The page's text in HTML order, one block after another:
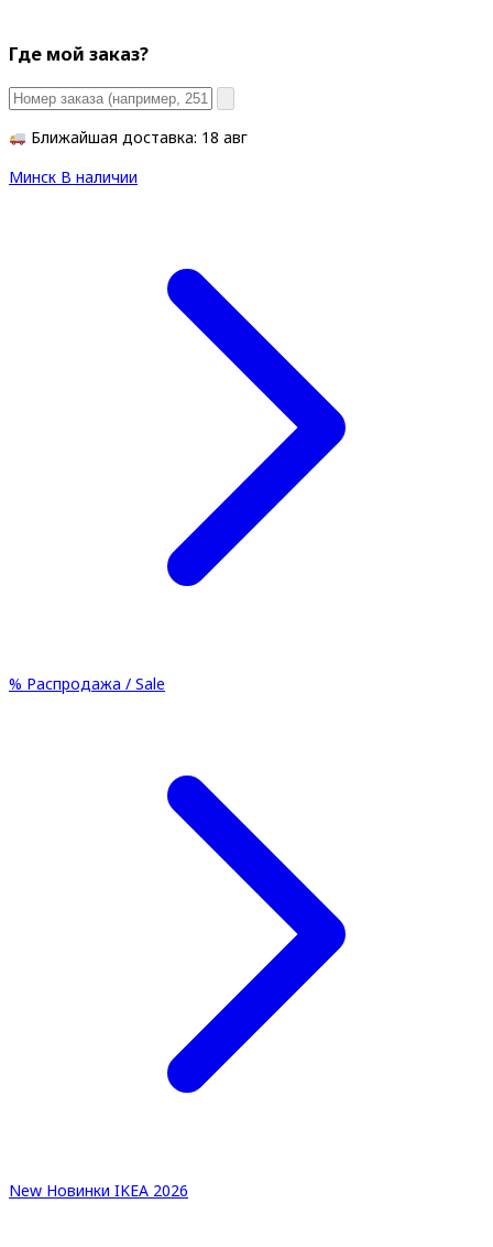
Где мой заказ?
Ближайшая доставка: 18 авг
Минск В наличии
% Распродажа / Sale
New Новинки IKEA 2026